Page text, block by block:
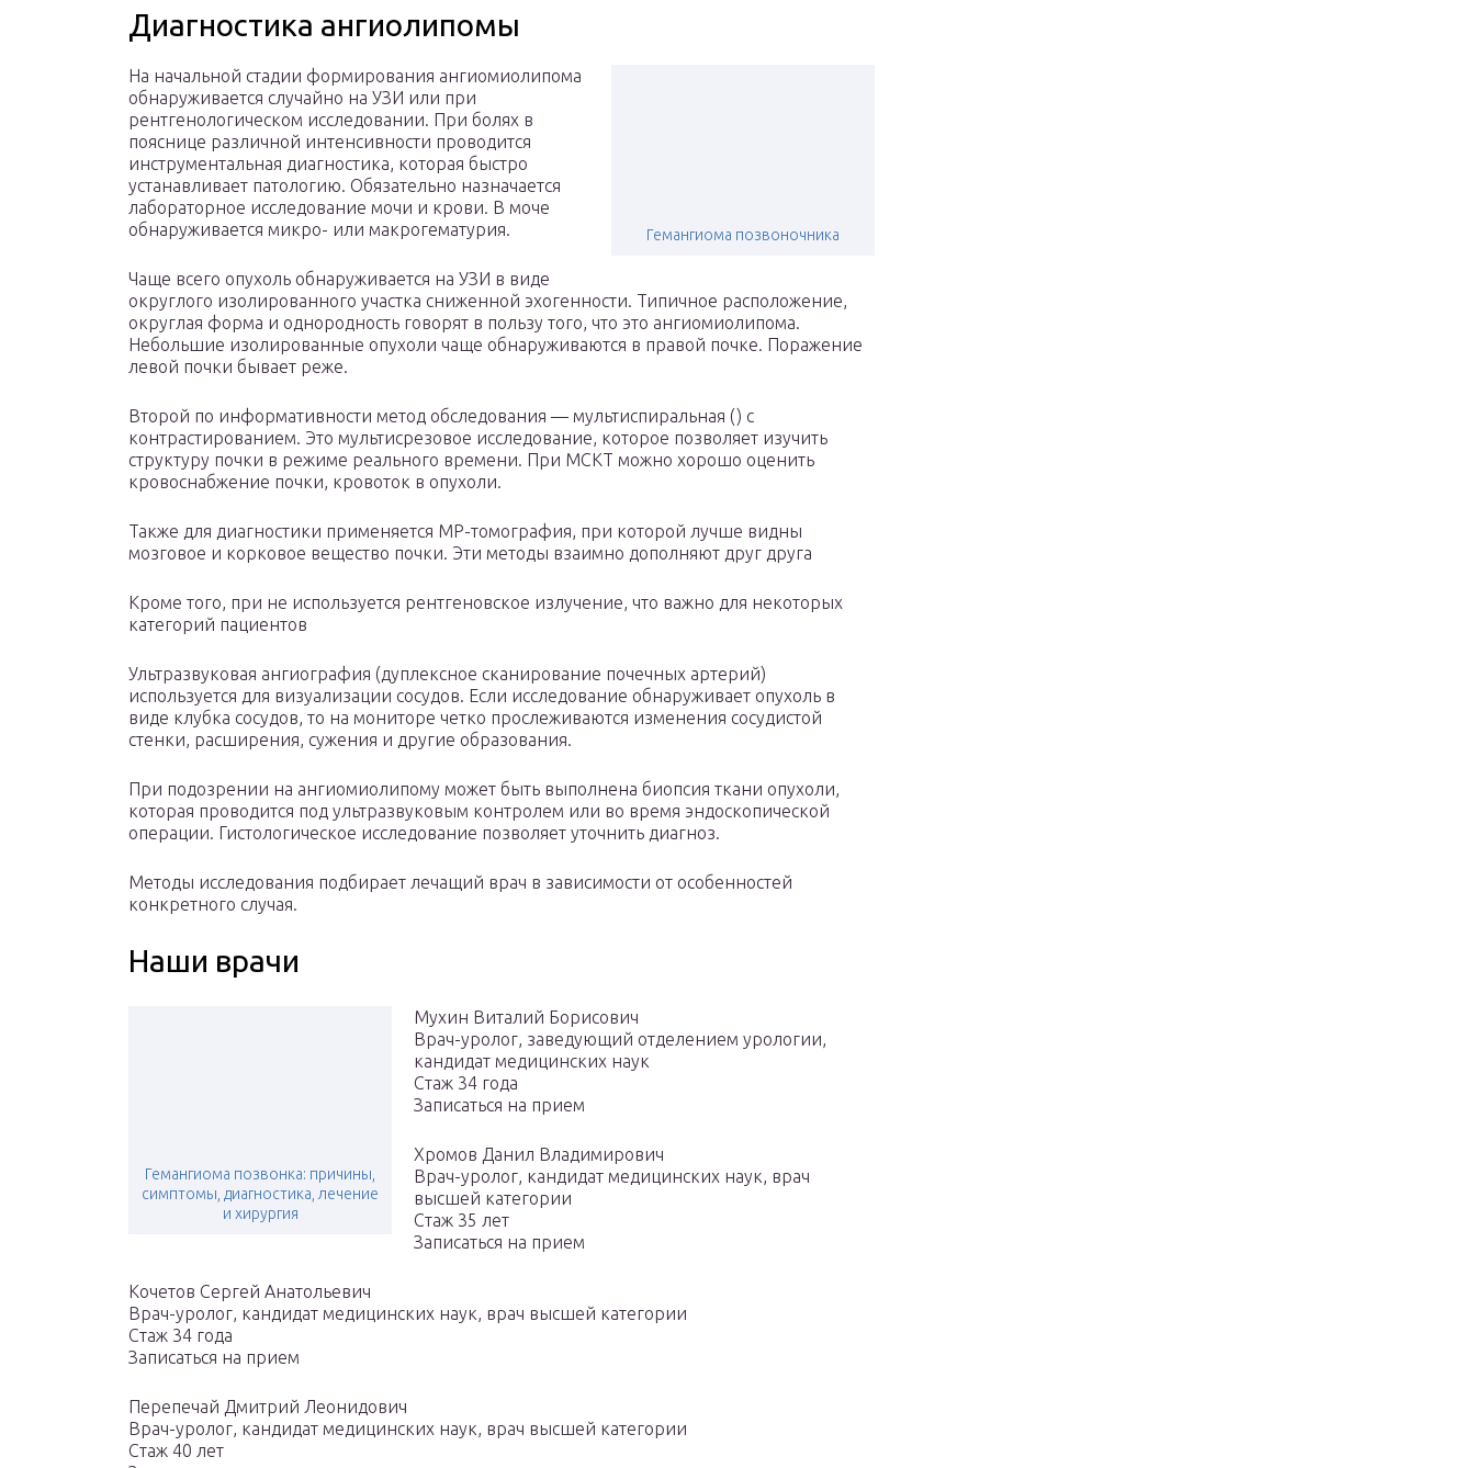
Диагностика ангиолипомы
Гемангиома позвоночника
На начальной стадии формирования ангиомиолипома
обнаруживается случайно на УЗИ или при
рентгенологическом исследовании. При болях в
пояснице различной интенсивности проводится
инструментальная диагностика, которая быстро
устанавливает патологию. Обязательно назначается
лабораторное исследование мочи и крови. В моче
обнаруживается микро- или макрогематурия.
Чаще всего опухоль обнаруживается на УЗИ в виде
округлого изолированного участка сниженной эхогенности. Типичное расположение,
округлая форма и однородность говорят в пользу того, что это ангиомиолипома.
Небольшие изолированные опухоли чаще обнаруживаются в правой почке. Поражение
левой почки бывает реже.
Второй по информативности метод обследования — мультиспиральная () с
контрастированием. Это мультисрезовое исследование, которое позволяет изучить
структуру почки в режиме реального времени. При МСКТ можно хорошо оценить
кровоснабжение почки, кровоток в опухоли.
Также для диагностики применяется МР-томография, при которой лучше видны
мозговое и корковое вещество почки. Эти методы взаимно дополняют друг друга
Кроме того, при не используется рентгеновское излучение, что важно для некоторых
категорий пациентов
Ультразвуковая ангиография (дуплексное сканирование почечных артерий)
используется для визуализации сосудов. Если исследование обнаруживает опухоль в
виде клубка сосудов, то на мониторе четко прослеживаются изменения сосудистой
стенки, расширения, сужения и другие образования.
При подозрении на ангиомиолипому может быть выполнена биопсия ткани опухоли,
которая проводится под ультразвуковым контролем или во время эндоскопической
операции. Гистологическое исследование позволяет уточнить диагноз.
Методы исследования подбирает лечащий врач в зависимости от особенностей
конкретного случая.
Наши врачи
Гемангиома позвонка: причины,
симптомы, диагностика, лечение
и хирургия
Мухин Виталий Борисович
Врач-уролог, заведующий отделением урологии,
кандидат медицинских наук
Стаж 34 года
Записаться на прием
Хромов Данил Владимирович
Врач-уролог, кандидат медицинских наук, врач
высшей категории
Стаж 35 лет
Записаться на прием
Кочетов Сергей Анатольевич
Врач-уролог, кандидат медицинских наук, врач высшей категории
Стаж 34 года
Записаться на прием
Перепечай Дмитрий Леонидович
Врач-уролог, кандидат медицинских наук, врач высшей категории
Стаж 40 лет